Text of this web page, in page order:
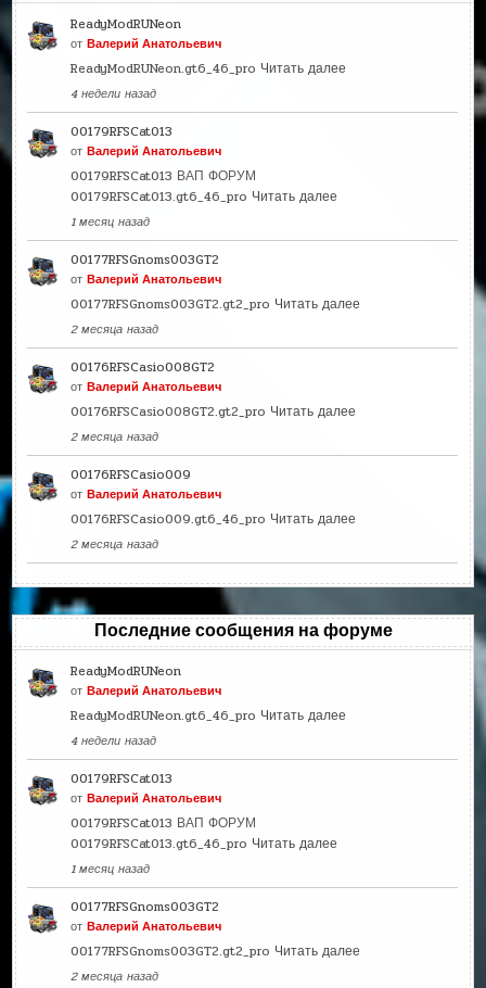
ReadyModRUNeon
отВалерий Анатольевич
ReadyModRUNeon.gt6_46_pro Читать далее
4 недели назад
00179RFSCat013
отВалерий Анатольевич
00179RFSCat013 ВАП ФОРУМ
00179RFSCat013.gt6_46_pro Читать далее
1 месяц назад
00177RFSGnoms003GT2
отВалерий Анатольевич
00177RFSGnoms003GT2.gt2_pro Читать далее
2 месяца назад
00176RFSCasio008GT2
отВалерий Анатольевич
00176RFSCasio008GT2.gt2_pro Читать далее
2 месяца назад
00176RFSCasio009
отВалерий Анатольевич
00176RFSCasio009.gt6_46_pro Читать далее
2 месяца назад
Последние сообщения на форуме
ReadyModRUNeon
отВалерий Анатольевич
ReadyModRUNeon.gt6_46_pro Читать далее
4 недели назад
00179RFSCat013
отВалерий Анатольевич
00179RFSCat013 ВАП ФОРУМ
00179RFSCat013.gt6_46_pro Читать далее
1 месяц назад
00177RFSGnoms003GT2
отВалерий Анатольевич
00177RFSGnoms003GT2.gt2_pro Читать далее
2 месяца назад